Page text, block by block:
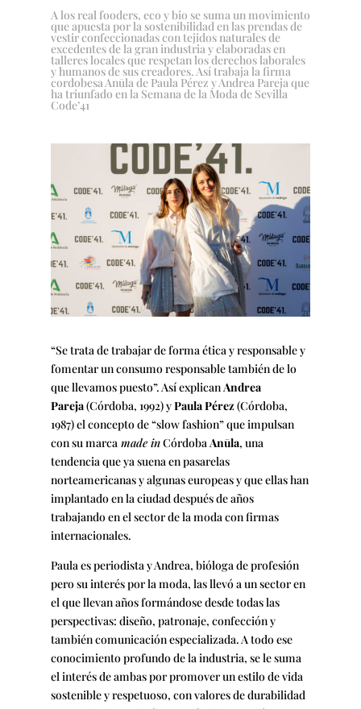
A los real fooders, eco y bio se suma un movimiento
que apuesta por la sostenibilidad en las prendas de
vestir confeccionadas con tejidos naturales de
excedentes de la gran industria y elaboradas en
talleres locales que respetan los derechos laborales
y humanos de sus creadores. Así trabaja la firma
cordobesa Anūla de Paula Pérez y Andrea Pareja que
ha triunfado en la Semana de la Moda de Sevilla
Code’41
“Se trata de trabajar de forma ética y responsable y
fomentar un consumo responsable también de lo
que llevamos puesto”. Así explicanAndrea
Pareja(Córdoba, 1992) yPaula Pérez (Córdoba,
1987) el concepto de “slow fashion” que impulsan
con su marca made inCórdoba Anūla, una
tendencia que ya suena en pasarelas
norteamericanas y algunas europeas y que ellas han
implantado en la ciudad después de años
trabajando en el sector de la moda con firmas
internacionales.
Paula es periodista y Andrea, bióloga de profesión
pero su interés por la moda, las llevó a un sector en
el que llevan años formándose desde todas las
perspectivas: diseño, patronaje, confección y
también comunicación especializada. A todo ese
conocimiento profundo de la industria, se le suma
el interés de ambas por promover un estilo de vida
sostenible y respetuoso, con valores de durabilidad